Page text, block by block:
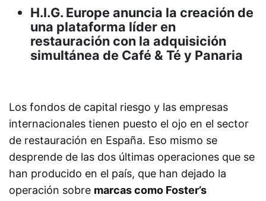
H.I.G. Europe anuncia la creación de
una plataforma líder en
restauración con la adquisición
simultánea de Café & Té y Panaria
Los fondos de capital riesgo y las empresas
internacionales tienen puesto el ojo en el sector
de restauración en España. Eso mismo se
desprende de las dos últimas operaciones que se
han producido en el país, que han dejado la
operación sobre marcas como Foster’s